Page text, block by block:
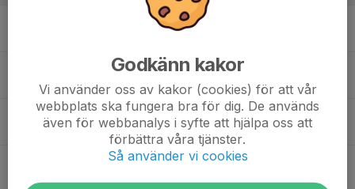
20:30
Träning
PreZero Arena - A
Träning
Godkänn kakor
Vi använder oss av kakor (cookies) för att vår
webbplats ska fungera bra för dig. De används
även för webbanalys i syfte att hjälpa oss att
förbättra våra tjänster.
Så använder vi cookies